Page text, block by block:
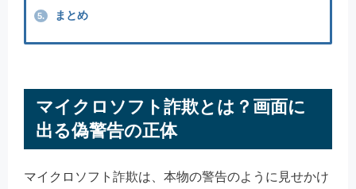
5. まとめ
マイクロソフト詐欺とは？画面に
出る偽警告の正体
マイクロソフト詐欺は、本物の警告のように見せかけ